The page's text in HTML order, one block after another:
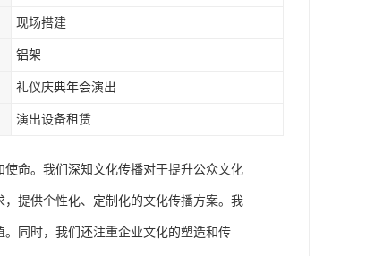
现场搭建
铝架
礼仪庆典年会演出
演出设备租赁
命。我们深知文化传播对于提升公众文化
提供个性化、定制化的文化传播方案。我
同时，我们还注重企业文化的塑造和传